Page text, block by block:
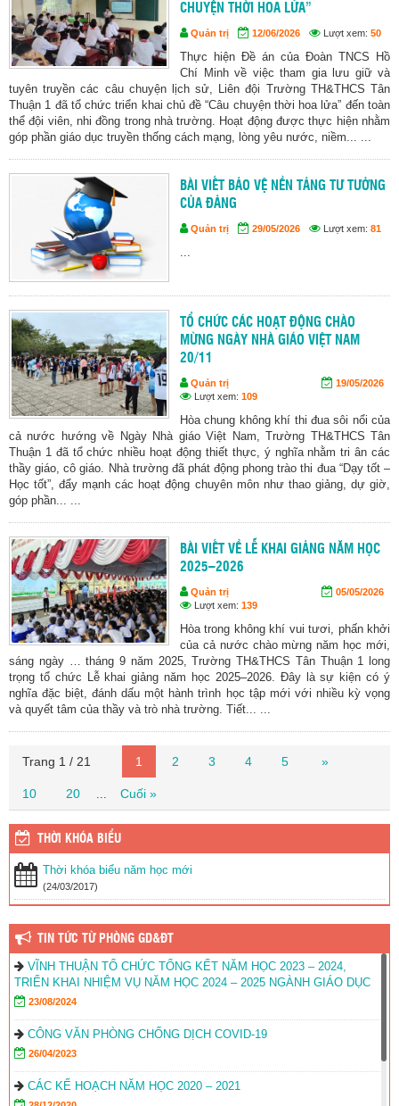
CHUYỆN THỜI HOA LỬA”
Quản trị 12/06/2026 Lượt xem: 50
Thực hiện Đề án của Đoàn TNCS Hồ
Chí Minh về việc tham gia lưu giữ và
tuyên truyền các câu chuyện lịch sử, Liên đội Trường TH&THCS Tân
Thuận 1 đã tổ chức triển khai chủ đề “Câu chuyện thời hoa lửa” đến toàn
thể đội viên, nhi đồng trong nhà trường. Hoạt động được thực hiện nhằm
góp phần giáo dục truyền thống cách mạng, lòng yêu nước, niềm... ...
BÀI VIẾT BẢO VỆ NỀN TẢNG TƯ TƯỞNG
CỦA ĐẢNG
Quản trị 29/05/2026 Lượt xem: 81
TỔ CHỨC CÁC HOẠT ĐỘNG CHÀO
MỪNG NGÀY NHÀ GIÁO VIỆT NAM
20/11
Quản trị
19/05/2026
Lượt xem: 109
Hòa chung không khí thi đua sôi nổi của
cả nước hướng về Ngày Nhà giáo Việt Nam, Trường TH&THCS Tân
Thuận 1 đã tổ chức nhiều hoạt động thiết thực, ý nghĩa nhằm tri ân các
thầy giáo, cô giáo. Nhà trường đã phát động phong trào thi đua “Dạy tốt –
Học tốt”, đẩy mạnh các hoạt động chuyên môn như thao giảng, dự giờ,
góp phần... ...
BÀI VIẾT VỀ LỄ KHAI GIẢNG NĂM HỌC
2025–2026
Quản trị
05/05/2026
Lượt xem: 139
Hòa trong không khí vui tươi, phấn khởi
của cả nước chào mừng năm học mới,
sáng ngày … tháng 9 năm 2025, Trường TH&THCS Tân Thuận 1 long
trọng tổ chức Lễ khai giảng năm học 2025–2026. Đây là sự kiện có ý
nghĩa đặc biệt, đánh dấu một hành trình học tập mới với nhiều kỳ vọng
và quyết tâm của thầy và trò nhà trường. Tiết... ...
Trang 1 / 21 1 2 3 4 5 »
10 20 Cuối »
THỜI KHÓA BIỂU
Thời khóa biểu năm học mới
(24/03/2017)
TIN TỨC TỪ PHÒNG GD&ĐT
VĨNH THUẬN TỔ CHỨC TỔNG KẾT NĂM HỌC 2023 – 2024,
TRIỂN KHAI NHIỆM VỤ NĂM HỌC 2024 – 2025 NGÀNH GIÁO DỤC
23/08/2024
CÔNG VĂN PHÒNG CHỐNG DỊCH COVID-19
26/04/2023
CÁC KẾ HOẠCH NĂM HỌC 2020 – 2021